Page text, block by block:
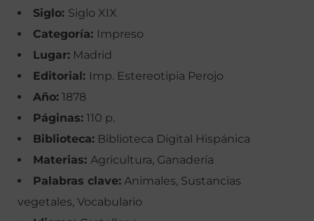
Siglo: Siglo XIX
Categoría: Impreso
Lugar: Madrid
Editorial: Imp. Estereotipia Perojo
Año: 1878
Páginas: 110 p.
Biblioteca: Biblioteca Digital Hispánica
Materias: Agricultura, Ganadería
Palabras clave: Animales, Sustancias
vegetales, Vocabulario